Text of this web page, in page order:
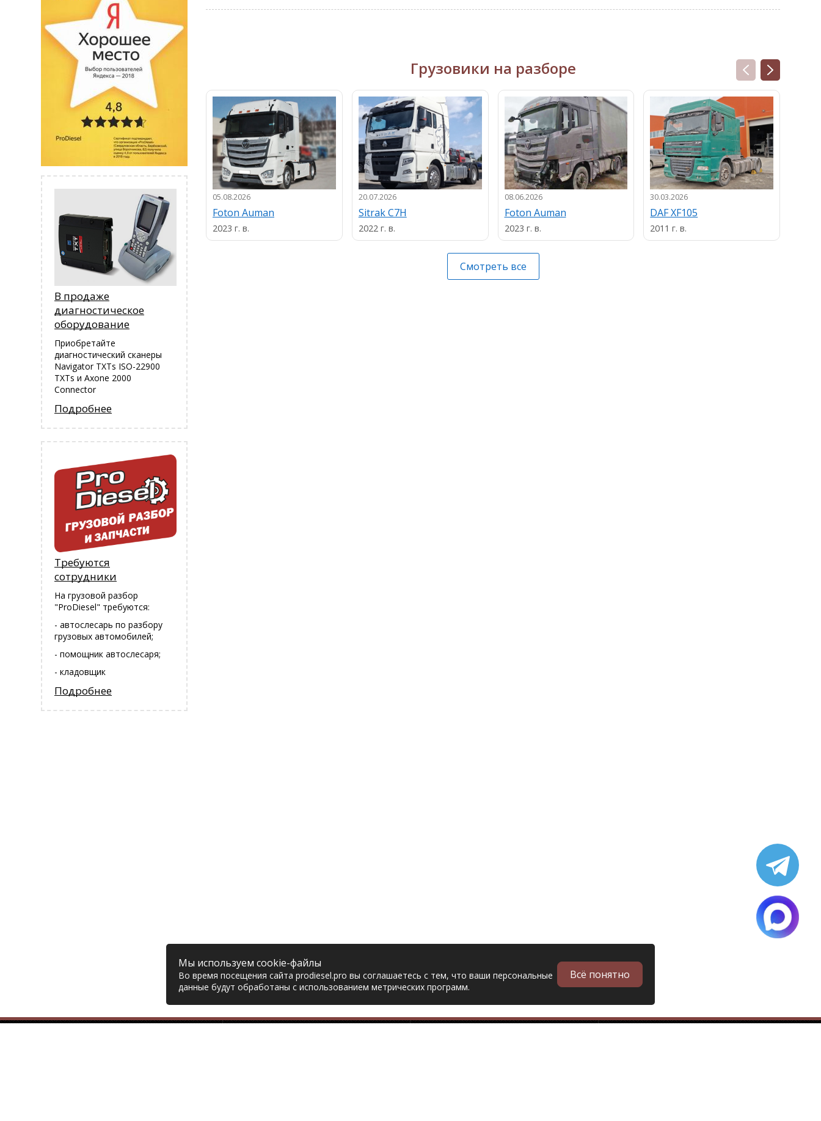
В продаже
диагностическое
оборудование
Приобретайте
диагностический сканеры
Navigator TXTs ISO-22900
TXTs и Аxone 2000
Connector
Подробнее
Требуются
сотрудники
На грузовой разбор
"ProDiesel" требуются:
- автослесарь по разбору
грузовых автомобилей;
- помощник автослесаря;
- кладовщик
Подробнее
Грузовики на разборе
05.08.2026
Foton Auman
2023 г. в.
20.07.2026
Sitrak C7H
2022 г. в.
08.06.2026
Foton Auman
2023 г. в.
30.03.2026
DAF XF105
2011 г. в.
Смотреть все
Мы используем cookie-файлы
Во время посещения сайта prodiesel.pro вы соглашаетесь с тем, что ваши персональные
данные будут обработаны с использованием метрических программ.
Всё понятно